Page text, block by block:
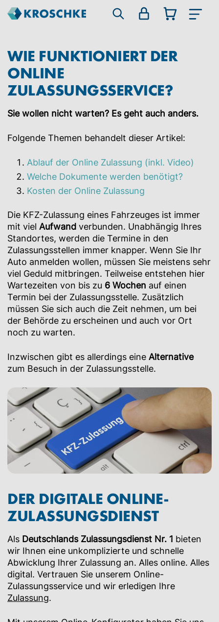
WIE FUNKTIONIERT DER
ONLINE
ZULASSUNGSSERVICE?
Sie wollen nicht warten? Es geht auch anders.
Folgende Themen behandelt dieser Artikel:
Ablauf der Online Zulassung (inkl. Video)
Welche Dokumente werden benötigt?
Kosten der Online Zulassung
Die KFZ-Zulassung eines Fahrzeuges ist immer
mit viel Aufwand verbunden. Unabhängig Ihres
Standortes, werden die Termine in den
Zulassungsstellen immer knapper. Wenn Sie Ihr
Auto anmelden wollen, müssen Sie meistens sehr
viel Geduld mitbringen. Teilweise entstehen hier
Wartezeiten von bis zu 6 Wochen auf einen
Termin bei der Zulassungsstelle. Zusätzlich
müssen Sie sich auch die Zeit nehmen, um bei
der Behörde zu erscheinen und auch vor Ort
noch zu warten.
Inzwischen gibt es allerdings eine Alternative
zum Besuch in der Zulassungsstelle.
DER DIGITALE ONLINE-
ZULASSUNGSDIENST
Als Deutschlands Zulassungsdienst Nr. 1 bieten
wir Ihnen eine unkomplizierte und schnelle
Abwicklung Ihrer Zulassung an. Alles online. Alles
digital. Vertrauen Sie unserem Online-
Zulassungsservice und wir erledigen Ihre
Zulassung.